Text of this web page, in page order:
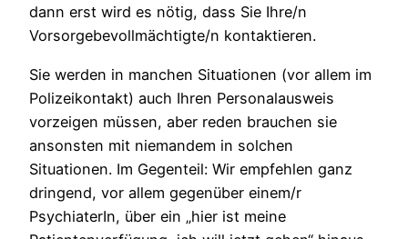
dann erst wird es nötig, dass Sie Ihre/n
Vorsorgebevollmächtigte/n kontaktieren.
Sie werden in manchen Situationen (vor allem im
Polizeikontakt) auch Ihren Personalausweis
vorzeigen müssen, aber reden brauchen sie
ansonsten mit niemandem in solchen
Situationen. Im Gegenteil: Wir empfehlen ganz
dringend, vor allem gegenüber einem/r
PsychiaterIn, über ein „hier ist meine